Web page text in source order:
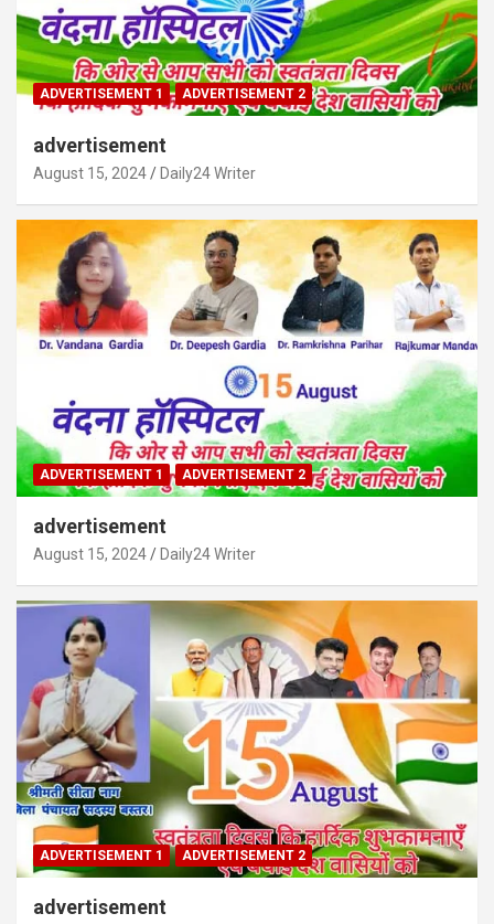
ADVERTISEMENT 1 ADVERTISEMENT 2
advertisement
August 15, 2024 Daily24 Writer
ADVERTISEMENT 1 ADVERTISEMENT 2
advertisement
August 15, 2024 Daily24 Writer
ADVERTISEMENT 1 ADVERTISEMENT 2
advertisement